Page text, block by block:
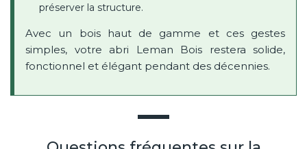
préserver la structure.
Avec un bois haut de gamme et ces gestes
simples, votre abri Leman Bois restera solide,
fonctionnel et élégant pendant des décennies.